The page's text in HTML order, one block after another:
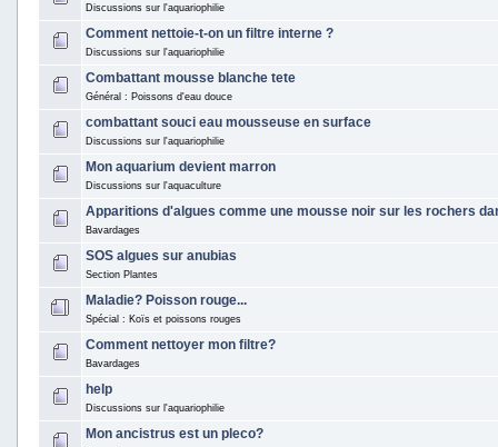
Discussions sur l'aquariophilie
Comment nettoie-t-on un filtre interne ?
Discussions sur l'aquariophilie
Combattant mousse blanche tete
Général : Poissons d'eau douce
combattant souci eau mousseuse en surface
Discussions sur l'aquariophilie
Mon aquarium devient marron
Discussions sur l'aquaculture
Apparitions d'algues comme une mousse noir sur les rochers
Bavardages
SOS algues sur anubias
Section Plantes
Maladie? Poisson rouge...
Spécial : Koïs et poissons rouges
Comment nettoyer mon filtre?
Bavardages
help
Discussions sur l'aquariophilie
Mon ancistrus est un pleco?